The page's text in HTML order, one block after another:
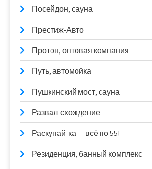
Посейдон, сауна
Престиж-Авто
Протон, оптовая компания
Путь, автомойка
Пушкинский мост, сауна
Развал-схождение
Раскупай-ка — всё по 55!
Резиденция, банный комплекс